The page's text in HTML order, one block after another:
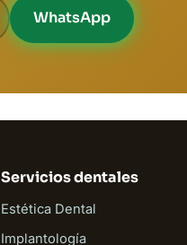
WhatsApp
Servicios dentales
Estética Dental
Implantología